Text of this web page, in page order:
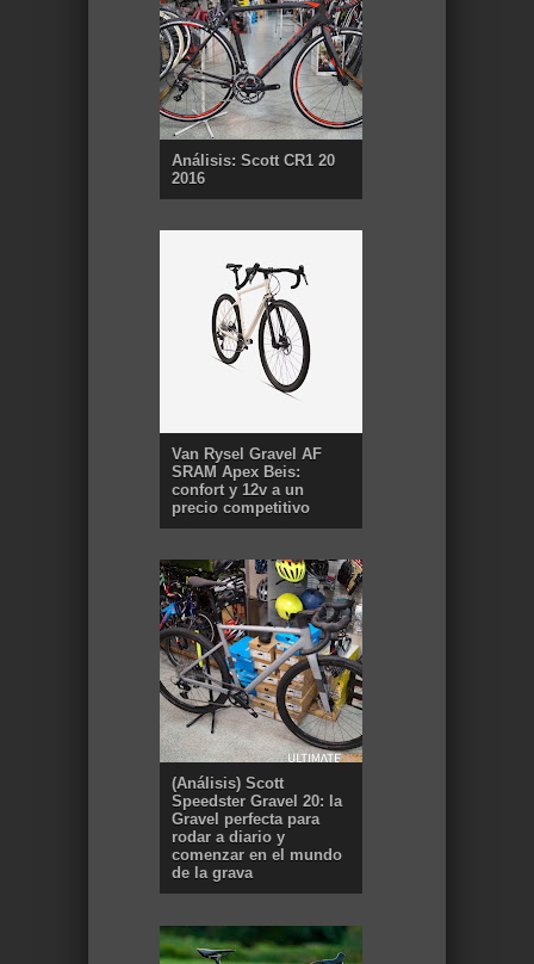
Análisis: Scott CR1 20
2016
Van Rysel Gravel AF
SRAM Apex Beis:
confort y 12v a un
precio competitivo
(Análisis) Scott
Speedster Gravel 20: la
Gravel perfecta para
rodar a diario y
comenzar en el mundo
de la grava